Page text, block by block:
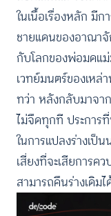
ในเนื้อเรื่องหลัก มี
ชายแดนของอาณาจั
กับโลกของพ่อมดแ
เวทย์มนตร์ของเหล่
ทว่า หลังกลับมาจา
ไม่จืดทุกที ประการ
ในการแปลงร่างเป็
เสี่ยงที่จะเสียการค
สามารถคืนร่างเดิม